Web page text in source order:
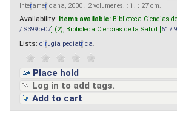
Interamericana, 2000 . 2 volumenes. : il. ; 27 cm.
Availability: Items available: Biblioteca Ciencias
/ S399p-07 ] (2), Biblioteca Ciencias de la Salud [
Lists: cirugia pediatrica
Place hold
Log in to add tags.
Add to cart